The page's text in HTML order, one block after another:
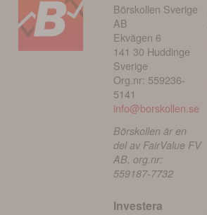
Börskollen Sverige
AB
Ekvägen 6
141 30 Huddinge
Sverige
Org.nr: 559236-
5141
info@borskollen.se
Börskollen är en
del av FairValue FV
AB, org.nr:
559187-7732
Investera